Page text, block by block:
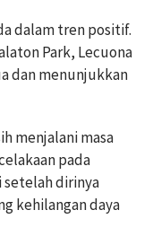
dalam tren positif.
Park, Lecuona
dan menunjukkan
menjalani masa
pada
setelah dirinya
kehilangan daya